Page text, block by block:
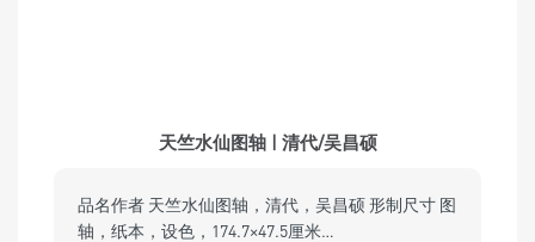
天竺水仙图轴 | 清代/吴昌硕
品名作者 天竺水仙图轴，清代，吴昌硕 形制尺寸 图
轴，纸本，设色，174.7×47.5厘米…